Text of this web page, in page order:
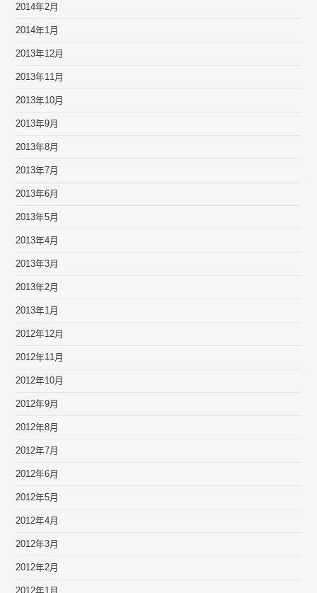
2014年2月
2014年1月
2013年12月
2013年11月
2013年10月
2013年9月
2013年8月
2013年7月
2013年6月
2013年5月
2013年4月
2013年3月
2013年2月
2013年1月
2012年12月
2012年11月
2012年10月
2012年9月
2012年8月
2012年7月
2012年6月
2012年5月
2012年4月
2012年3月
2012年2月
2012年1月